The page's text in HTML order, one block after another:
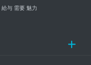
給与 需要 魅力